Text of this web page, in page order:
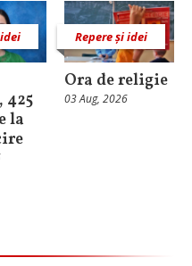
425
la
Repere și idei
Ora de religie
03 Aug, 2026